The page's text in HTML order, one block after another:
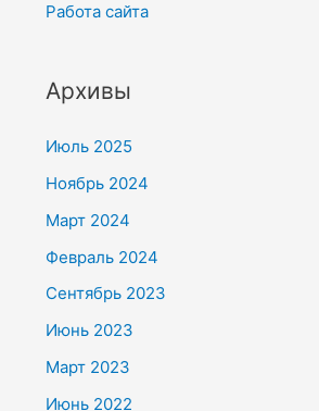
Работа сайта
Архивы
Июль 2025
Ноябрь 2024
Март 2024
Февраль 2024
Сентябрь 2023
Июнь 2023
Март 2023
Июнь 2022